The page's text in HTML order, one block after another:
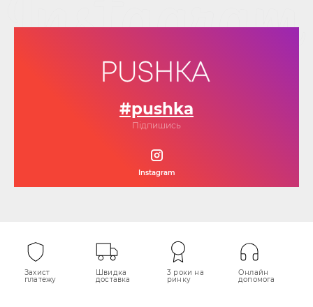
#pushka
Підпишись
Instagram
Захист
платежу
Швидка
доставка
3 роки на
ринку
Онлайн
допомога